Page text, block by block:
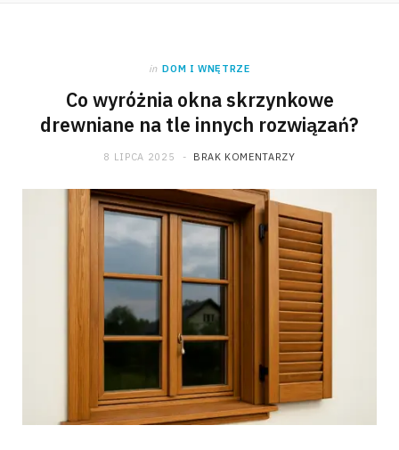
in DOM I WNĘTRZE
Co wyróżnia okna skrzynkowe
drewniane na tle innych rozwiązań?
8 LIPCA 2025 BRAK KOMENTARZY